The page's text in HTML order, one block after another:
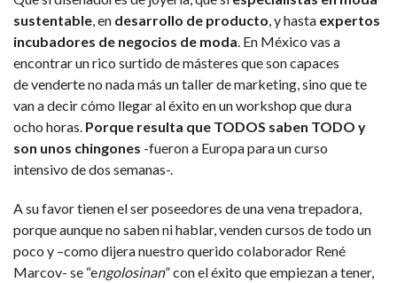
sustentable, en desarrollo de producto, y hasta expertos
incubadores de negocios de moda. En México vas a
encontrar un rico surtido de másteres que son capaces
de venderte no nada más un taller de marketing, sino que te
van a decir cómo llegar al éxito en un workshop que dura
ocho horas. Porque resulta que TODOS saben TODO y
son unos chingones -fueron a Europa para un curso
intensivo de dos semanas-.
A su favor tienen el ser poseedores de una vena trepadora,
porque aunque no saben ni hablar, venden cursos de todo un
poco y –como dijera nuestro querido colaborador René
Marcov- se “engolosinan” con el éxito que empiezan a tener,